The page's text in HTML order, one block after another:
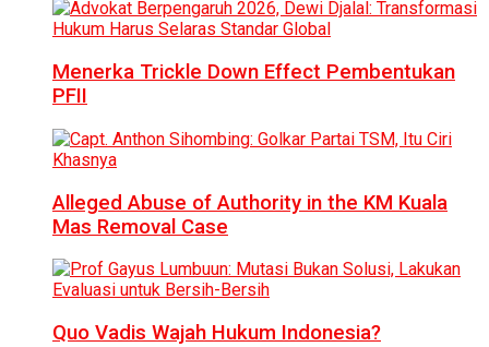
Menerka Trickle Down Effect Pembentukan
PFII
Alleged Abuse of Authority in the KM Kuala
Mas Removal Case
Quo Vadis Wajah Hukum Indonesia?